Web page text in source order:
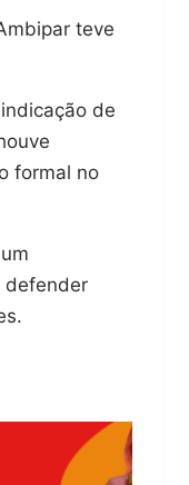
teve
de
formal no
defender